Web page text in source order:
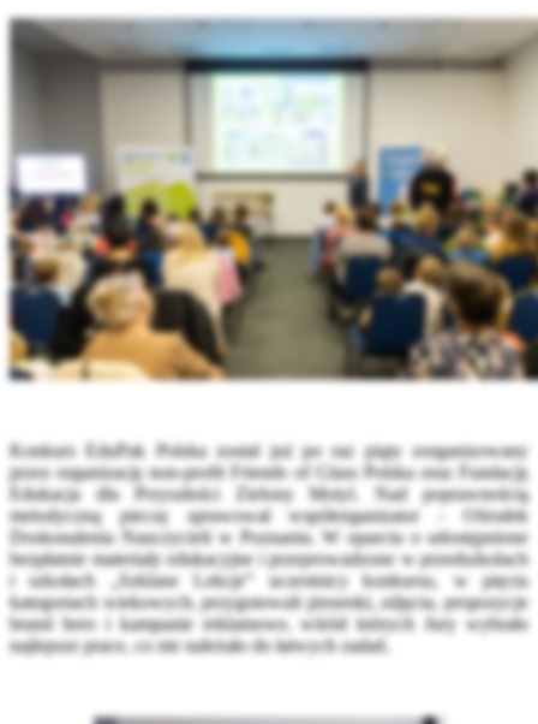
Konkurs EduPak Polska został już po raz piąty zorganizowany
przez organizację non-profit Friends of Glass Polska oraz Fundację
Edukacja dla Przyszłości Zielony Motyl. Nad poprawnością
metodyczną pieczę sprawował współorganizator - Ośrodek
Doskonalenia Nauczycieli w Poznaniu. W oparciu o udostępnione
bezpłatnie materiały edukacyjne i przeprowadzone w przedszkolach
i szkołach „Szklane Lekcje” uczestnicy konkursu, w pięciu
kategoriach wiekowych, przygotowali piosenki, zdjęcia, propozycje
brand hero i kampanie reklamowe, wśród których Jury wybrało
najlepsze prace, co nie należało do łatwych zadań.